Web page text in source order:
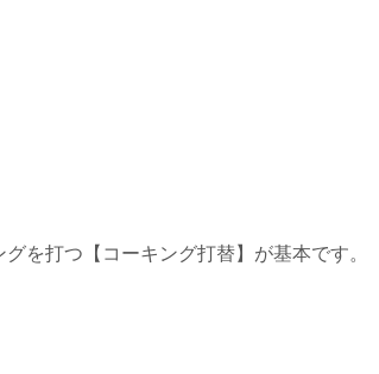
を打つ【コーキング打替】が基本です。